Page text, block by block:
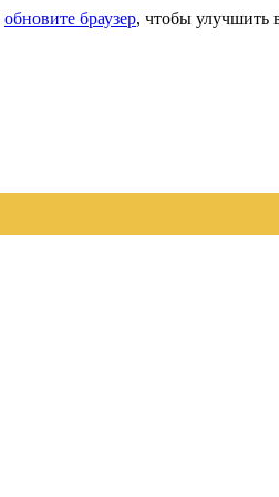
обновите браузер, чтобы улучшить